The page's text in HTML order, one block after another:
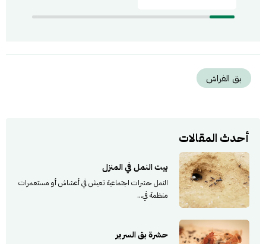
بق الفراش
أحدث المقالات
بيت النمل في المنزل
النمل حشرات اجتماعية تعيش في أعشاش أو مستعمرات
منظمة في...
حشرة بق السرير